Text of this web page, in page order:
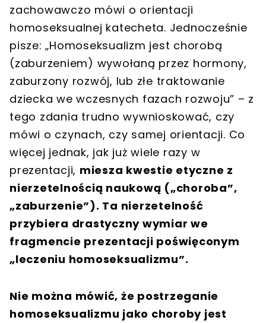
zachowawczo mówi o orientacji
homoseksualnej katecheta. Jednocześnie
pisze: „Homoseksualizm jest chorobą
(zaburzeniem) wywołaną przez hormony,
zaburzony rozwój, lub złe traktowanie
dziecka we wczesnych fazach rozwoju” – z
tego zdania trudno wywnioskować, czy
mówi o czynach, czy samej orientacji. Co
więcej jednak, jak już wiele razy w
prezentacji, miesza kwestie etyczne z
nierzetelnością naukową („choroba”,
„zaburzenie”). Ta nierzetelność
przybiera drastyczny wymiar we
fragmencie prezentacji poświęconym
„leczeniu homoseksualizmu”.
Nie można mówić, że postrzeganie
homoseksualizmu jako choroby jest